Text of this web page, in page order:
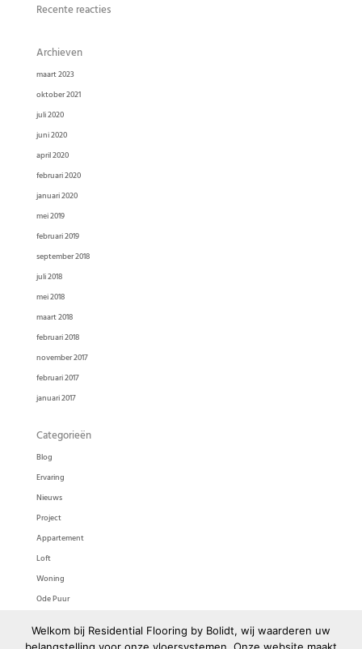
Recente reacties
Archieven
maart 2023
oktober 2021
juli 2020
juni 2020
april 2020
februari 2020
januari 2020
mei 2019
februari 2019
september 2018
juli 2018
mei 2018
maart 2018
februari 2018
november 2017
februari 2017
januari 2017
Categorieën
Blog
Ervaring
Nieuws
Project
Appartement
Loft
Woning
Ode Puur
Bolidtop 525
Welkom bij Residential Flooring by Bolidt, wij waarderen uw